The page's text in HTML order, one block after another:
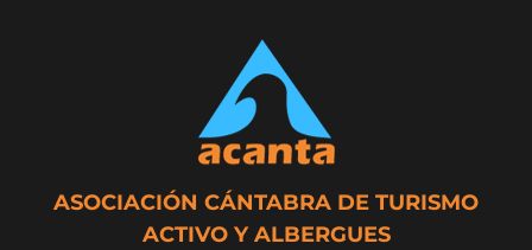
ASOCIACIÓN CÁNTABRA DE TURISMO
ACTIVO Y ALBERGUES